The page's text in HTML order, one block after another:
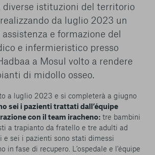
diverse istituzioni del territorio
da luglio 2023 un
e formazione del
e infermieristico presso
a Mosul volto a rendere
di midollo osseo.
a luglio 2023 e si completerà a giugno
sei i pazienti trattati dall’équipe
con il team iracheno: tre bambini
a trapianto da fratello e tre adulti ad
e sei i pazienti sono stati dimessi
in fase di recupero. L’ospedale e l’équipe